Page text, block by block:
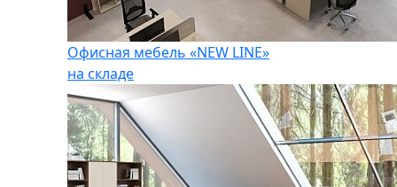
Офисная мебель «NEW LINE»
на складе